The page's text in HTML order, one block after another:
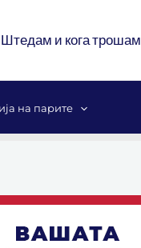
Штедам и кога трошам
на парите